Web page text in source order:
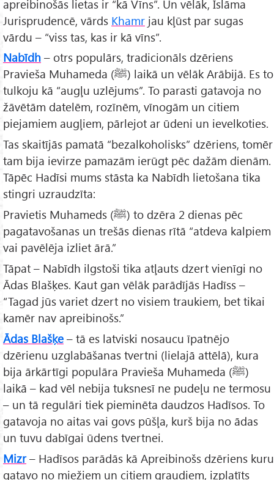
apreibinošās lietas ir “kā Vīns”. Un vēlāk, Islāma
Jurisprudencē, vārds Khamr jau kļūst par sugas
vārdu – “viss tas, kas ir kā vīns”.
Nabīdh – otrs populārs, tradicionāls dzēriens
Pravieša Muhameda (ﷺ) laikā un vēlāk Arābijā. Es to
tulkoju kā “augļu uzlējums”. To parasti gatavoja no
žāvētām datelēm, rozīnēm, vīnogām un citiem
piejamiem augļiem, pārlejot ar ūdeni un ievelkoties.
Tas skaitījās pamatā “bezalkoholisks” dzēriens, tomēr
tam bija ievirze pamazām ierūgt pēc dažām dienām.
Tāpēc Hadīsi mums stāsta ka Nabīdh lietošana tika
stingri uzraudzīta:
Pravietis Muhameds (ﷺ) to dzēra 2 dienas pēc
pagatavošanas un trešās dienas rītā “atdeva kalpiem
vai pavēlēja izliet ārā.”
Tāpat – Nabīdh ilgstoši tika atļauts dzert vienīgi no
Ādas Blašķes. Kaut gan vēlāk parādījās Hadīss –
“Tagad jūs variet dzert no visiem traukiem, bet tikai
kamēr nav apreibinošs.”
Ādas Blašķe – tā es latviski nosaucu īpatnējo
dzērienu uzglabāšanas tvertni (lielajā attēlā), kura
bija ārkārtīgi populāra Pravieša Muhameda (ﷺ)
laikā – kad vēl nebija tuksnesī ne pudeļu ne termosu
– un tā regulāri tiek pieminēta daudzos Hadīsos. To
gatavoja no aitas vai govs pūšļa, kurš bija no ādas
un tuvu dabīgai ūdens tvertnei.
Mizr– Hadīsos parādās kā Apreibinošs dzēriens kuru
gatavo no miežiem un citiem graudiem, izplatīts